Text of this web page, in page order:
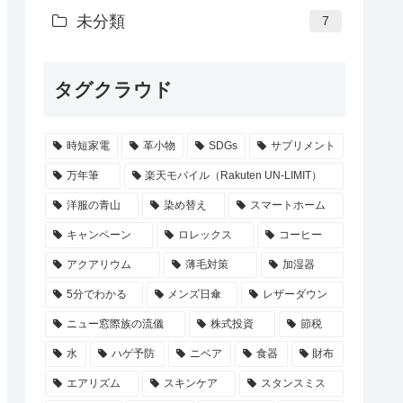
未分類 7
タグクラウド
時短家電 革小物 SDGs サプリメント
万年筆 楽天モバイル（Rakuten UN-LIMIT）
洋服の青山 染め替え スマートホーム
キャンペーン ロレックス コーヒー
アクアリウム 薄毛対策 加湿器
5分でわかる メンズ日傘 レザーダウン
ニュー窓際族の流儀 株式投資 節税
水 ハゲ予防 ニベア 食器 財布
エアリズム スキンケア スタンスミス